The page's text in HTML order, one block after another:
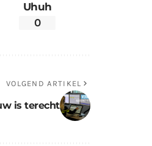
Uhuh
0
VOLGEND ARTIKEL
is terecht